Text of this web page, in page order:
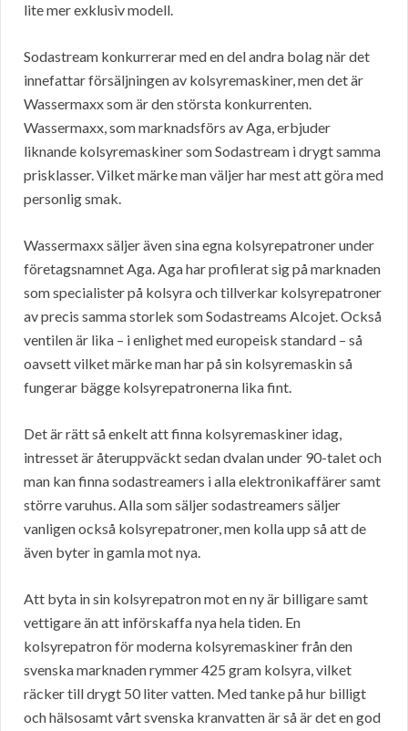
lite mer exklusiv modell.
Sodastream konkurrerar med en del andra bolag när det
innefattar försäljningen av kolsyremaskiner, men det är
Wassermaxx som är den största konkurrenten.
Wassermaxx, som marknadsförs av Aga, erbjuder
liknande kolsyremaskiner som Sodastream i drygt samma
prisklasser. Vilket märke man väljer har mest att göra med
personlig smak.
Wassermaxx säljer även sina egna kolsyrepatroner under
företagsnamnet Aga. Aga har profilerat sig på marknaden
som specialister på kolsyra och tillverkar kolsyrepatroner
av precis samma storlek som Sodastreams Alcojet. Också
ventilen är lika – i enlighet med europeisk standard – så
oavsett vilket märke man har på sin kolsyremaskin så
fungerar bägge kolsyrepatronerna lika fint.
Det är rätt så enkelt att finna kolsyremaskiner idag,
intresset är återuppväckt sedan dvalan under 90-talet och
man kan finna sodastreamers i alla elektronikaffärer samt
större varuhus. Alla som säljer sodastreamers säljer
vanligen också kolsyrepatroner, men kolla upp så att de
även byter in gamla mot nya.
Att byta in sin kolsyrepatron mot en ny är billigare samt
vettigare än att införskaffa nya hela tiden. En
kolsyrepatron för moderna kolsyremaskiner från den
svenska marknaden rymmer 425 gram kolsyra, vilket
räcker till drygt 50 liter vatten. Med tanke på hur billigt
och hälsosamt vårt svenska kranvatten är så är det en god